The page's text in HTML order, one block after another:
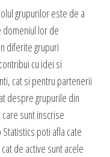
grupurilor este de a
domeniul lor de
diferite grupuri
cu idei si
cat si pentru partenerii
despre grupurile din
sunt inscrise
poti afla cate
de active sunt acele